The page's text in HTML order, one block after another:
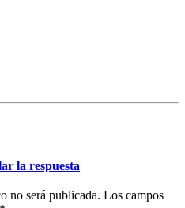
la respuesta
no será publicada. Los campos